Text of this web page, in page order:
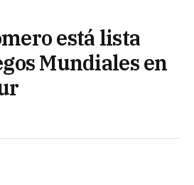
está lista
Mundiales en